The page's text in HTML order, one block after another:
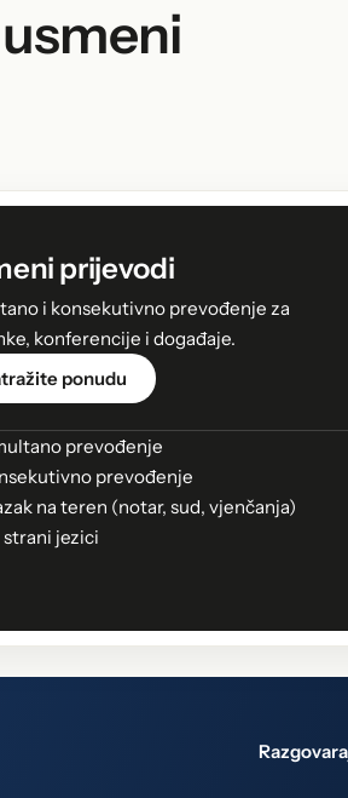
prijevodi
i konsekutivno prevođenje za
konferencije i događaje.
ponudu
prevođenje
prevođenje
na teren (notar, sud, vjenčanja)
strani jezici